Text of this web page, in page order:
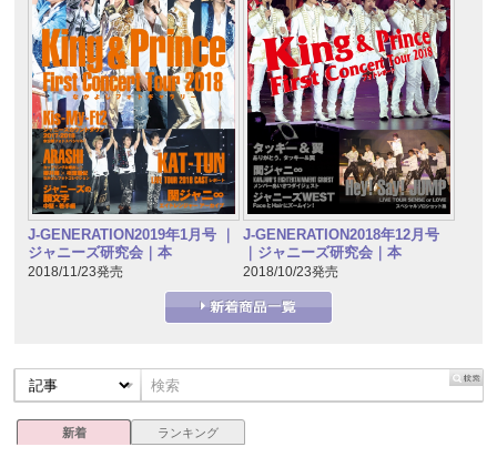
J-GENERATION2019年1月号 ｜
ジャニーズ研究会｜本
2018/11/23発売
J-GENERATION2018年12月号
｜ジャニーズ研究会｜本
2018/10/23発売
新着 ランキング